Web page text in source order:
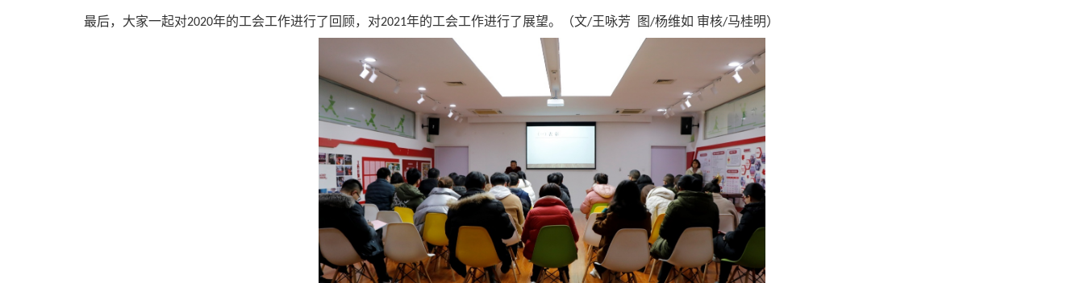
最后，大家一起对2020年的工会工作进行了回顾，对2021年的工会工作进行了展望。（文/王咏芳 图/杨维如 审核/马桂明）